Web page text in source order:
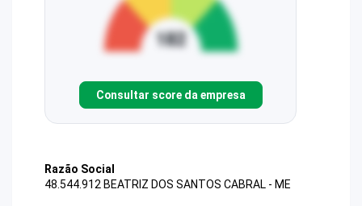
Consultar score da empresa
Razão Social
48.544.912 BEATRIZ DOS SANTOS CABRAL - ME